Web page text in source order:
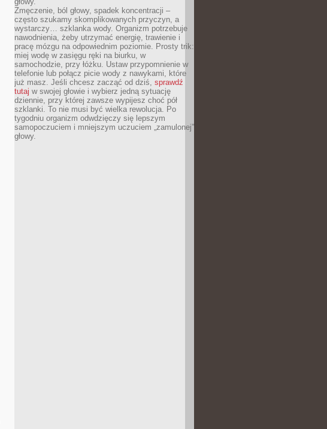
Zmęczenie, ból głowy, spadek koncentracji –
często szukamy skomplikowanych przyczyn, a
wystarczy… szklanka wody. Organizm potrzebuje
nawodnienia, żeby utrzymać energię, trawienie i
pracę mózgu na odpowiednim poziomie. Prosty trik:
miej wodę w zasięgu ręki na biurku, w
samochodzie, przy łóżku. Ustaw przypomnienie w
telefonie lub połącz picie wody z nawykami, które
już masz. Jeśli chcesz zacząć od dziś, sprawdź
tutaj w swojej głowie i wybierz jedną sytuację
dziennie, przy której zawsze wypijesz choć pół
szklanki. To nie musi być wielka rewolucja. Po
tygodniu organizm odwdzięczy się lepszym
samopoczuciem i mniejszym uczuciem „zamulonej”
głowy.